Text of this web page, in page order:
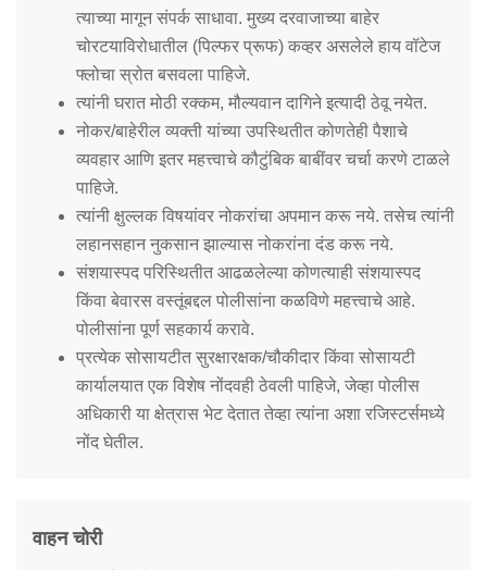
त्याच्या मागून संपर्क साधावा. मुख्य दरवाजाच्या बाहेर
चोरटयाविरोधातील (पिल्फर प्रूफ) कव्हर असलेले हाय वॉटेज
फ्लोचा स्रोत बसवला पाहिजे.
त्यांनी घरात मोठी रक्कम, मौल्यवान दागिने इत्यादी ठेवू नयेत.
नोकर/बाहेरील व्यक्ती यांच्या उपस्थितीत कोणतेही पैशाचे
व्यवहार आणि इतर महत्त्वाचे कौटुंबिक बाबींवर चर्चा करणे टाळले
पाहिजे.
त्यांनी क्षुल्लक विषयांवर नोकरांचा अपमान करू नये. तसेच त्यांनी
लहानसहान नुकसान झाल्यास नोकरांना दंड करू नये.
संशयास्पद परिस्थितीत आढळलेल्या कोणत्याही संशयास्पद
किंवा बेवारस वस्तूंबद्दल पोलीसांना कळविणे महत्त्वाचे आहे.
पोलीसांना पूर्ण सहकार्य करावे.
प्रत्येक सोसायटीत सुरक्षारक्षक/चौकीदार किंवा सोसायटी
कार्यालयात एक विशेष नोंदवही ठेवली पाहिजे, जेव्हा पोलीस
अधिकारी या क्षेत्रास भेट देतात तेव्हा त्यांना अशा रजिस्टर्समध्ये
नोंद घेतील.
वाहन चोरी